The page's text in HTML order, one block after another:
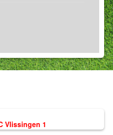
Vlissingen 1